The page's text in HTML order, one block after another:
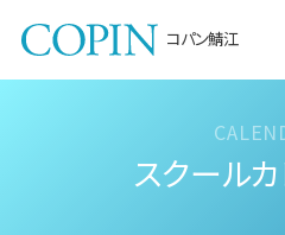
コパン鯖江
スクール